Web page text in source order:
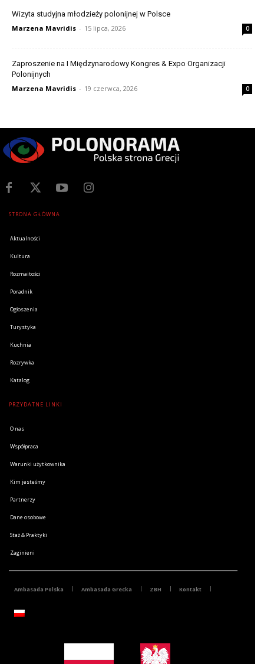
Wizyta studyjna młodzieży polonijnej w Polsce
Marzena Mavridis - 15 lipca, 2026 0
Zaproszenie na I Międzynarodowy Kongres & Expo Organizacji
Polonijnych
Marzena Mavridis - 19 czerwca, 2026 0
STRONA GŁÓWNA
Aktualności
Kultura
Rozmaitości
Poradnik
Ogłoszenia
Turystyka
Kuchnia
Rozrywka
Katalog
PRZYDATNE LINKI
O nas
Współpraca
Warunki użytkownika
Kim jesteśmy
Partnerzy
Dane osobowe
Staż & Praktyki
Zaginieni
Ambasada Polska Ambasada Grecka ZBH Kontakt